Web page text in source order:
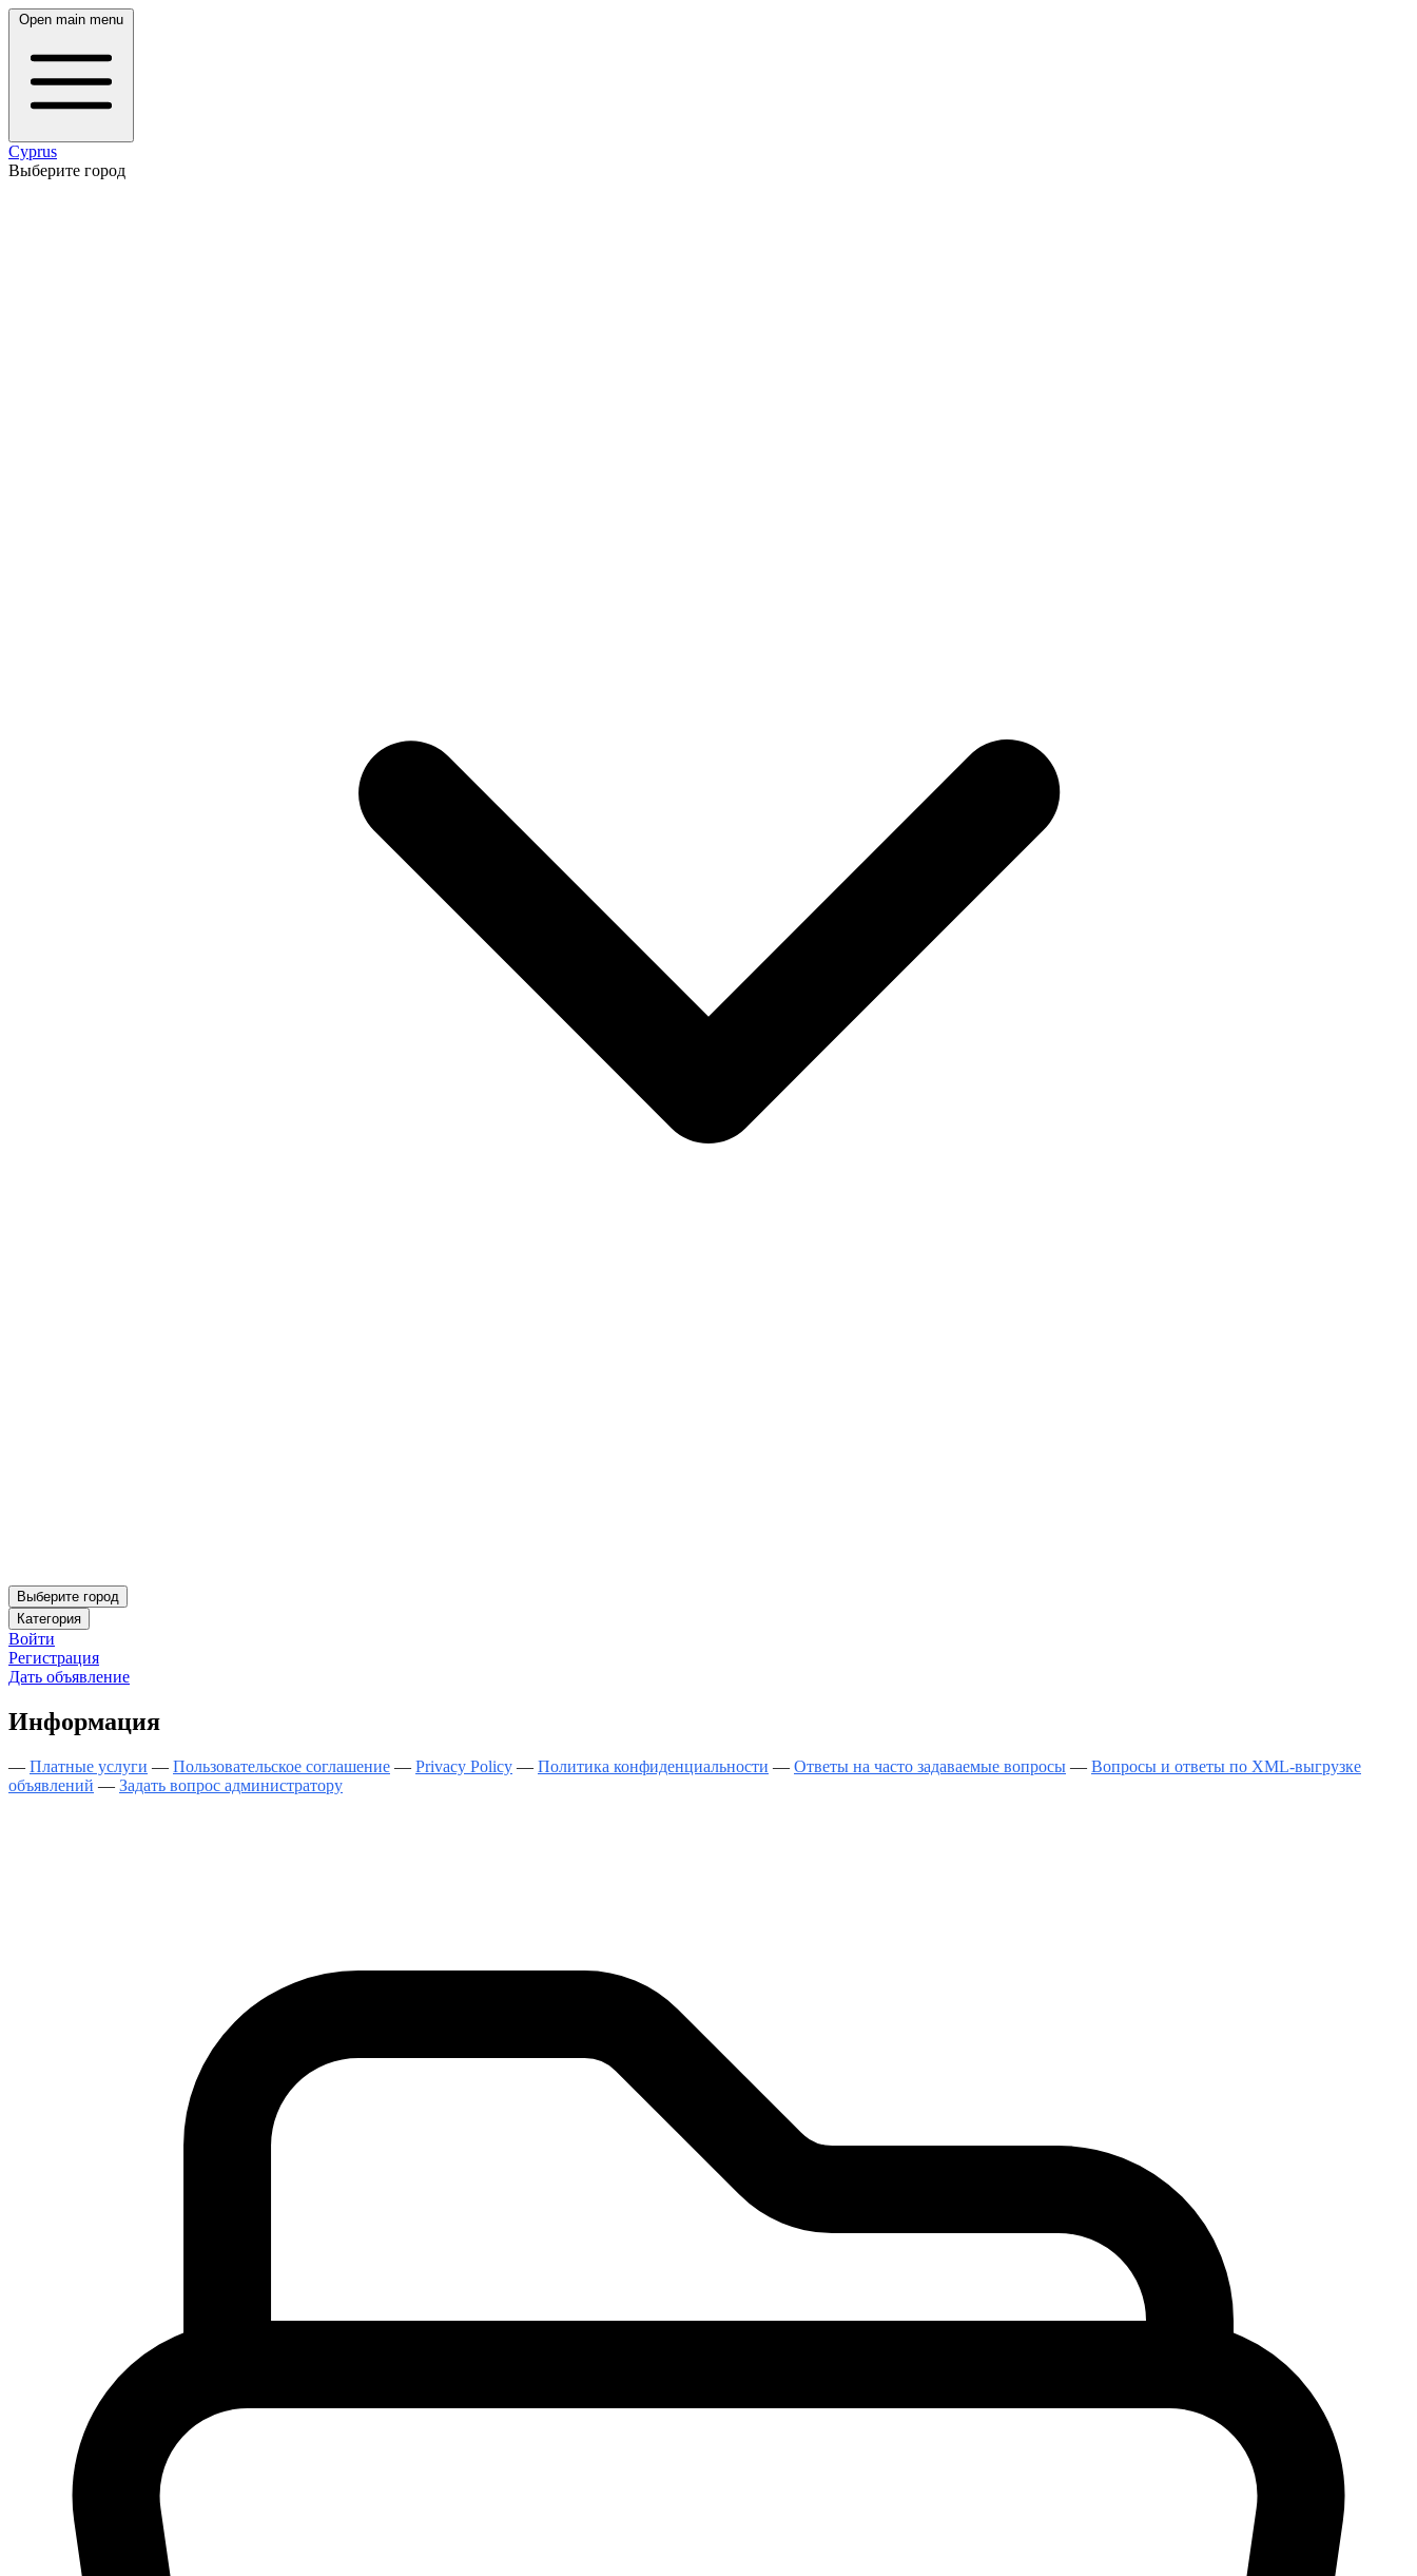
Open main menu
Cyprus
Выберите город
Выберите город
Категория
Войти
Регистрация
Дать объявление
Информация
— Платные услуги — Пользовательское соглашение — Privacy Policy — Политика конфиденциальности — Ответы на часто задаваемые вопросы — Вопросы и ответы по XML-выгрузке
объявлений — Задать вопрос администратору